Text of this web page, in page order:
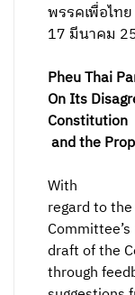
พรรคเพื่อไทย
17 มีนาคม
Pheu Thai
On Its
Constitution
and the
With
regard to
draft of the
through